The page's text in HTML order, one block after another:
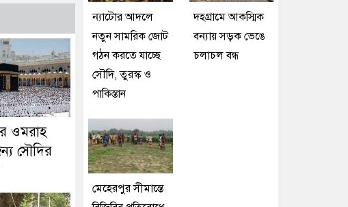
ওমরাহ
সৌদির
ন্যাটোর আদলে
নতুন সামরিক জোট
গঠন করতে যাচ্ছে
সৌদি, তুরস্ক ও
পাকিস্তান
দহগ্রামে আকস্মিক
বন্যায় সড়ক ভেঙে
চলাচল বন্ধ
মেহেরপুর সীমান্তে